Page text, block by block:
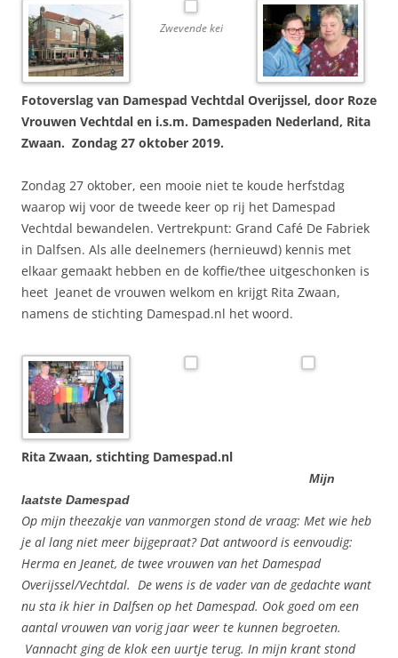
Zwevende kei
Fotoverslag van Damespad Vechtdal Overijssel, door Roze
Vrouwen Vechtdal en i.s.m. Damespaden Nederland, Rita
Zwaan. Zondag 27 oktober 2019.
Zondag 27 oktober, een mooie niet te koude herfstdag
waarop wij voor de tweede keer op rij het Damespad
Vechtdal bewandelen. Vertrekpunt: Grand Café De Fabriek
in Dalfsen. Als alle deelnemers (hernieuwd) kennis met
elkaar gemaakt hebben en de koffie/thee uitgeschonken is
heet Jeanet de vrouwen welkom en krijgt Rita Zwaan,
namens de stichting Damespad.nl het woord.
Rita Zwaan, stichting Damespad.nl
Mijn
laatste Damespad
Op mijn theezakje van vanmorgen stond de vraag: Met wie heb
je al lang niet meer bijgepraat? Dat antwoord is eenvoudig:
Herma en Jeanet, de twee vrouwen van het Damespad
Overijssel/Vechtdal. De wens is de vader van de gedachte want
nu sta ik hier in Dalfsen op het Damespad. Ook goed om een
aantal vrouwen van vorig jaar weer te kunnen begroeten.
Vannacht ging de klok een uurtje terug. In mijn krant stond